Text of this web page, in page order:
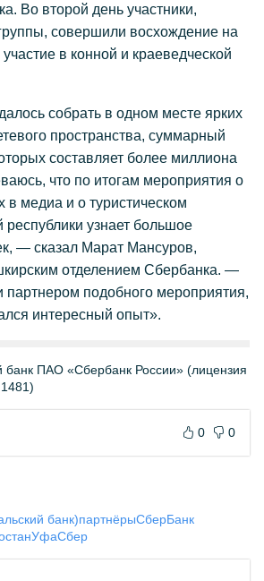
Во второй день участники,
совершили восхождение на
в конной и краеведческой
собрать в одном месте ярких
пространства, суммарный
составляет более миллиона
что по итогам мероприятия о
в медиа и о туристическом
узнает большое
— сказал Марат Мансуров,
отделением Сбербанка. —
подобного мероприятия,
интересный опыт».
банк ПАО «Сбербанк России» (лицензия
0 0
банк)партнёрыСберБанк
УфаСбер